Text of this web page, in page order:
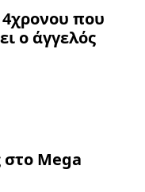
που
ο άγγελός
Mega